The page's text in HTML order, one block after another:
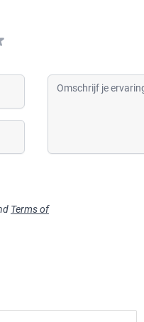
Omschrijf je
Terms of